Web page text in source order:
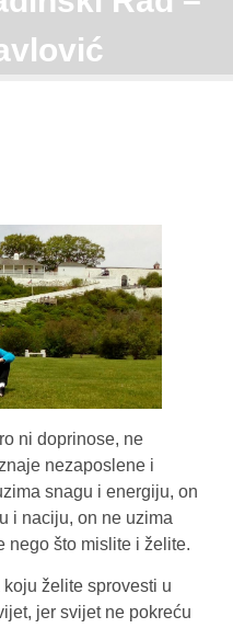
ni doprinose, ne
nezaposlene i
snagu i energiju, on
i naciju, on ne uzima
nego što mislite i želite.
želite sprovesti u
jer svijet ne pokreću